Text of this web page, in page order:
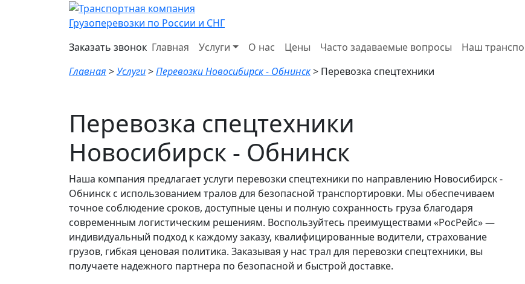
Грузоперевозки по России и СНГ
Заказать звонок Главная Услуги О нас Цены Часто задаваемые вопросы Наш
Главная >Услуги>Перевозки Новосибирск - Обнинск> Перевозка спецтехники
Перевозка спецтехники
Новосибирск - Обнинск
Наша компания предлагает услуги перевозки спецтехники по направлению Новосибирск -
Обнинск с использованием тралов для безопасной транспортировки. Мы обеспечиваем
точное соблюдение сроков, доступные цены и полную сохранность груза благодаря
современным логистическим решениям. Воспользуйтесь преимуществами «РосРейс» —
индивидуальный подход к каждому заказу, квалифицированные водители, страхование
грузов, гибкая ценовая политика. Заказывая у нас трал для перевозки спецтехники, вы
получаете надежного партнера по безопасной и быстрой доставке.